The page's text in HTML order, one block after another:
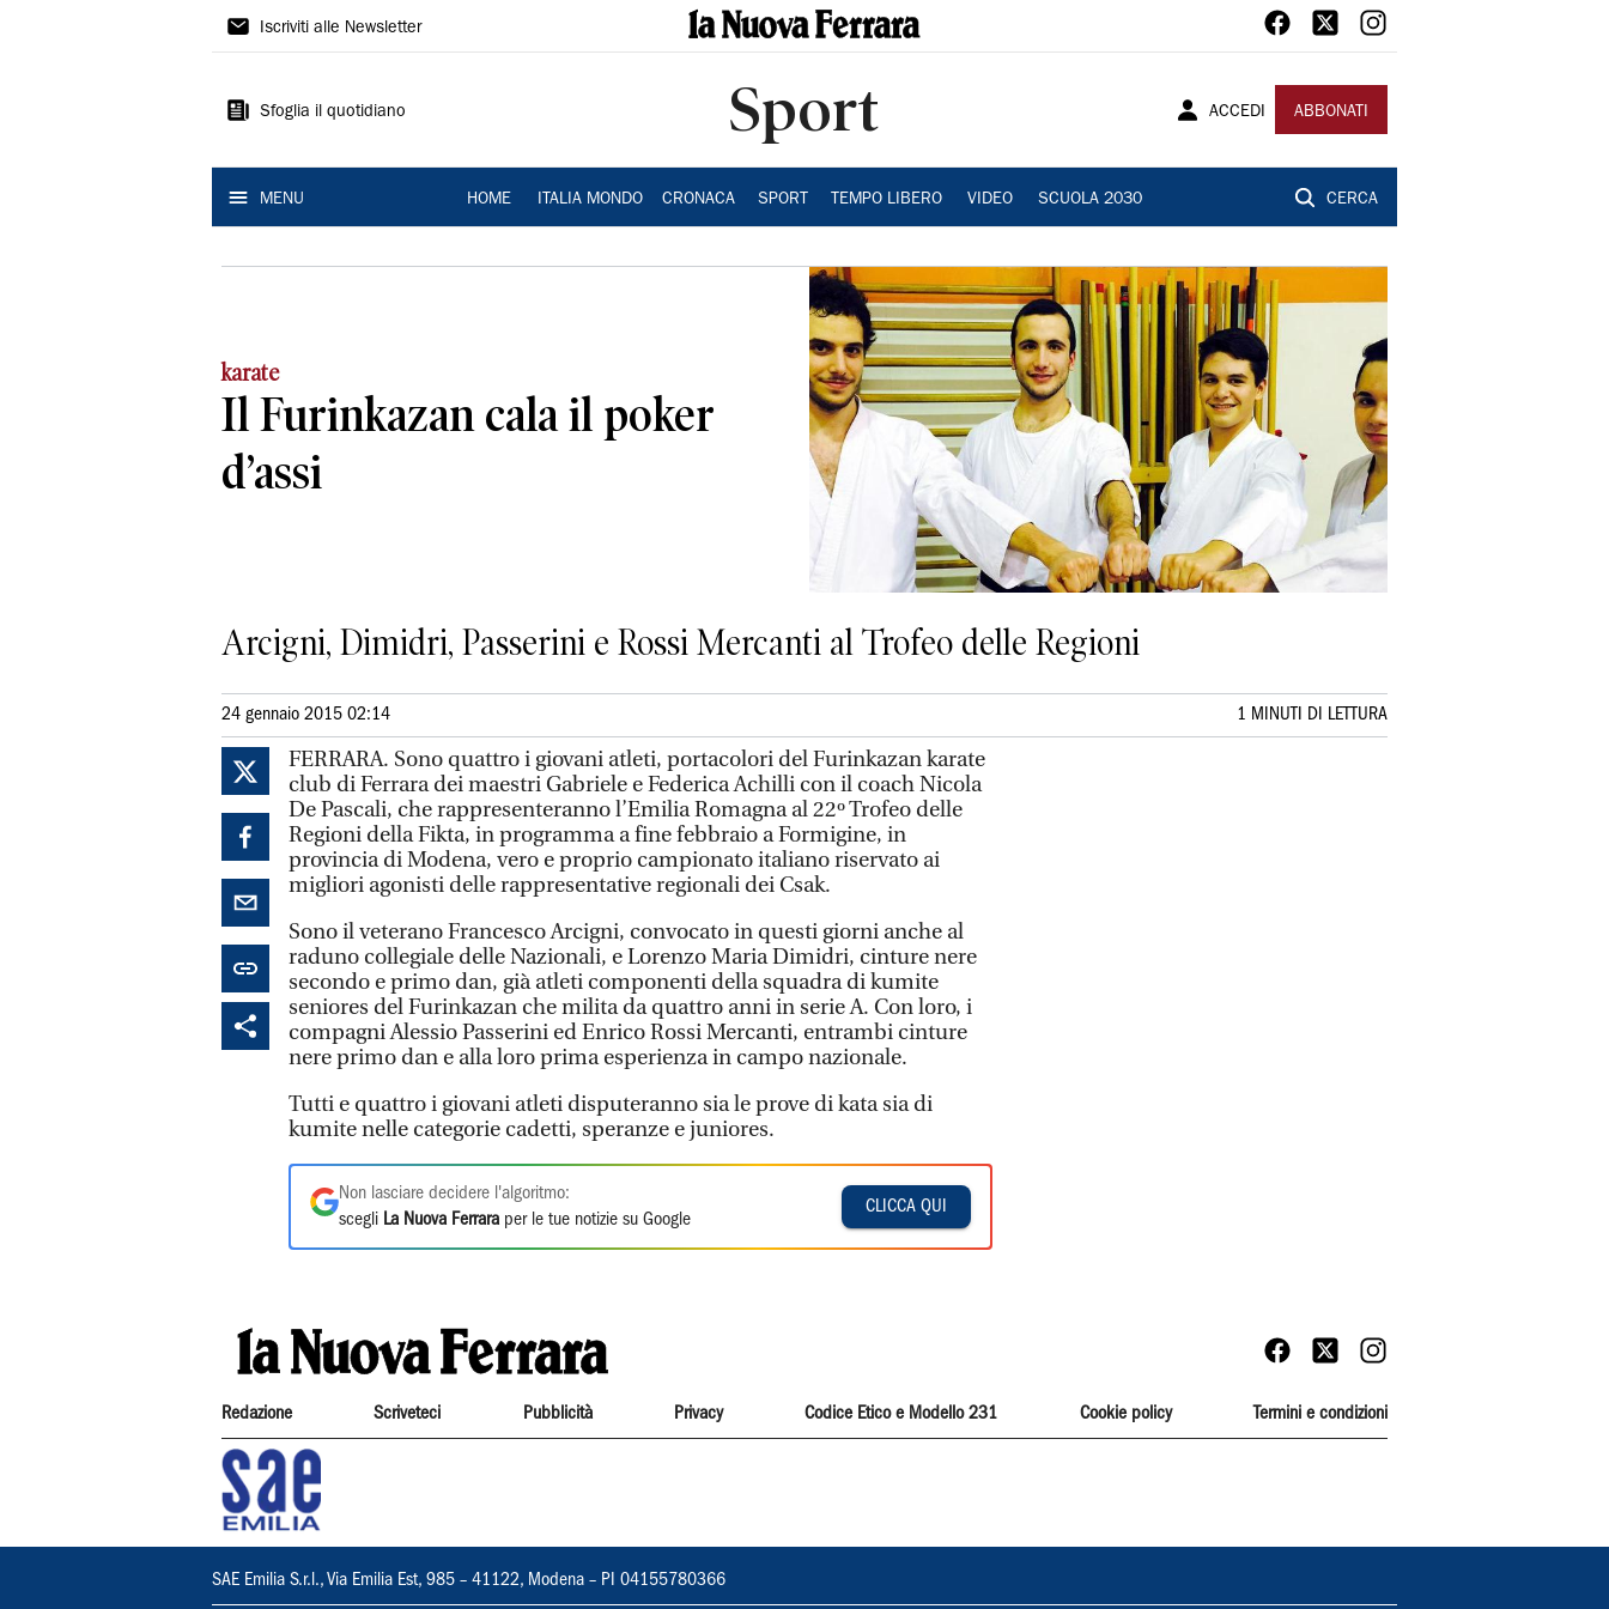
La
Ferrara
Iscriviti alle Newsletter
Sfoglia il quotidiano Sport ACCEDI ABBONATI
MENU HOME ITALIA MONDO CRONACA SPORT TEMPO LIBERO VIDEO SCUOLA 2030 CERCA
karate
Il Furinkazan cala il poker
d’assi
Arcigni, Dimidri, Passerini e Rossi Mercanti al Trofeo delle Regioni
24 gennaio 2015 02:14 1 MINUTI DI LETTURA
FERRARA. Sono quattro i giovani atleti, portacolori del Furinkazan karate
club di Ferrara dei maestri Gabriele e Federica Achilli con il coach Nicola
De Pascali, che rappresenteranno l’Emilia Romagna al 22º Trofeo delle
Regioni della Fikta, in programma a fine febbraio a Formigine, in
provincia di Modena, vero e proprio campionato italiano riservato ai
migliori agonisti delle rappresentative regionali dei Csak.
Sono il veterano Francesco Arcigni, convocato in questi giorni anche al
raduno collegiale delle Nazionali, e Lorenzo Maria Dimidri, cinture nere
secondo e primo dan, già atleti componenti della squadra di kumite
seniores del Furinkazan che milita da quattro anni in serie A. Con loro, i
compagni Alessio Passerini ed Enrico Rossi Mercanti, entrambi cinture
nere primo dan e alla loro prima esperienza in campo nazionale.
Tutti e quattro i giovani atleti disputeranno sia le prove di kata sia di
kumite nelle categorie cadetti, speranze e juniores.
Non lasciare decidere l'algoritmo:
scegli La Nuova Ferrara per le tue notizie su Google
CLICCA QUI
Redazione Scriveteci Pubblicità Privacy Codice Etico e Modello 231 Cookie policy Termini e condizioni
SAE Emilia S.r.l., Via Emilia Est, 985 – 41122, Modena – PI 04155780366